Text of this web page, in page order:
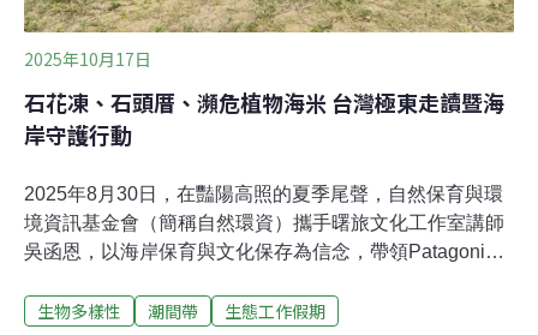
2025年10月17日
石花凍、石頭厝、瀕危植物海米 台灣極東走讀暨海
岸守護行動
2025年8月30日，在豔陽高照的夏季尾聲，自然保育與環
境資訊基金會（簡稱自然環資）攜手曙旅文化工作室講師
吳函恩，以海岸保育與文化保存為信念，帶領Patagonia
志工在走讀中親近土地，在行動中讓自然發生。活動初衷
生物多樣性 潮間帶 生態工作假期